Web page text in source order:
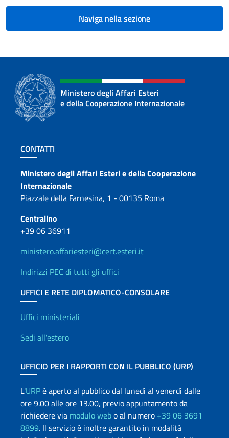
Naviga nella sezione
Ministero degli Affari Esteri
e della Cooperazione Internazionale
Sezione footer
CONTATTI
Contatti
Ministero degli Affari Esteri e della Cooperazione
Internazionale
Piazzale della Farnesina, 1 - 00135 Roma
Centralino
+39 06 36911
ministero.affariesteri@cert.esteri.it
Indirizzi PEC di tutti gli uffici
UFFICI E RETE DIPLOMATICO-CONSOLARE
Uffici e Rete diplomatica
Uffici ministeriali
Sedi all'estero
UFFICIO PER I RAPPORTI CON IL PUBBLICO (URP)
L'URPè aperto al pubblico dal lunedì al venerdì dalle
ore 9.00 alle ore 13.00, previo appuntamento da
richiedere via modulo webo al numero +39 06 3691
8899. Il servizio è inoltre garantito in modalità